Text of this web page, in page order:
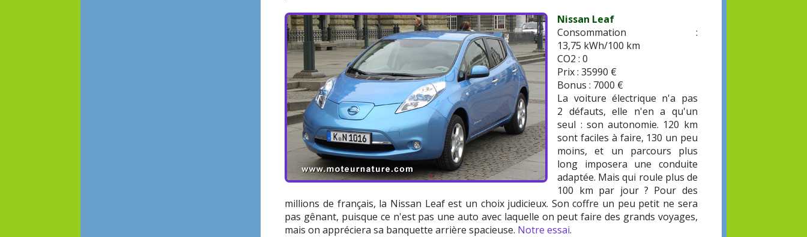
Nissan Leaf
Consommation :
13,75 kWh/100 km
CO2 : 0
Prix : 35990 €
Bonus : 7000 €
La voiture électrique n'a pas
2 défauts, elle n'en a qu'un
seul : son autonomie. 120 km
sont faciles à faire, 130 un peu
moins, et un parcours plus
long imposera une conduite
adaptée. Mais qui roule plus de
100 km par jour ? Pour des
millions de français, la Nissan Leaf est un choix judicieux. Son coffre un peu petit ne sera
pas gênant, puisque ce n'est pas une auto avec laquelle on peut faire des grands voyages,
mais on appréciera sa banquette arrière spacieuse. Notre essai.